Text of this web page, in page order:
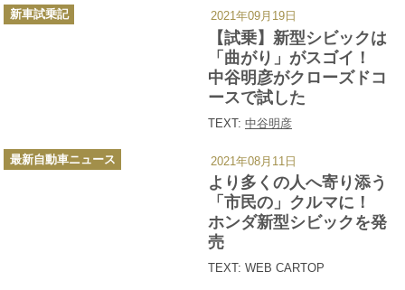
【試乗】新型シビックは
「曲がり」がスゴイ！
中谷明彦がクローズドコ
ースで試した
TEXT: 中谷明彦
カ
テ
新車試乗記 2021年09月19日
より多くの人へ寄り添う
「市民の」クルマに！
ホンダ新型シビックを発
売
TEXT: WEB CARTOP
カ
テ
最新自動車ニュース 2021年08月11日